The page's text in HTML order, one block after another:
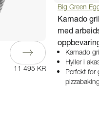
11 495 KR
Big Green Egg
Kamado
med
Kamado
Hyller i
Perfekt for
pizzabaking